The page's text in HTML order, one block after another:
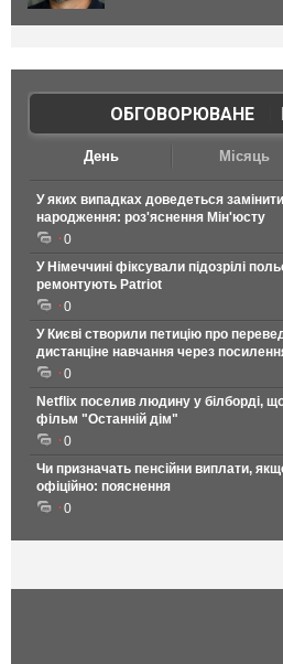
ОБГОВОРЮВАНЕ|
День Місяць
У яких випадках доведеться
народження: роз'яснення Мін'юсту
0
У Німеччині фіксували підозрілі
ремонтують Patriot
0
У Києві створили петицію про
дистанціне навчання через
0
Netflix поселив людину у білборді,
фільм "Останній дім"
0
Чи призначать пенсійни виплати,
офіційно: пояснення
0